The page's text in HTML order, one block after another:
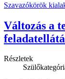
Szavazókörök
Változás a
Részletek